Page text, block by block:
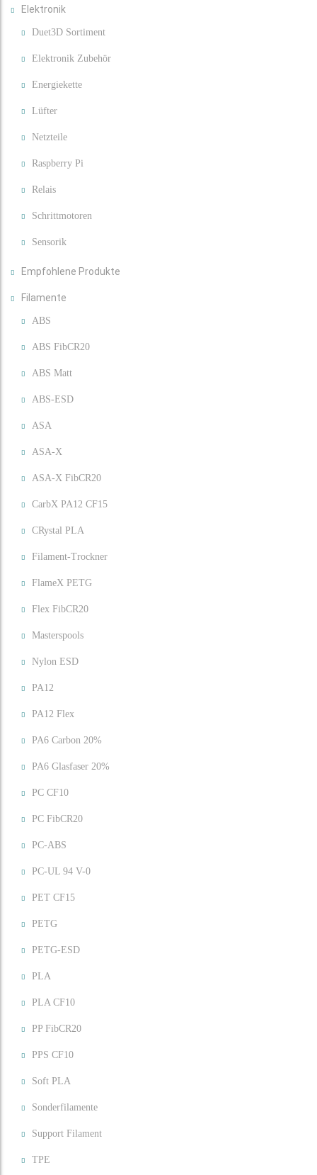
Elektronik
Duet3D Sortiment
Elektronik Zubehör
Energiekette
Lüfter
Netzteile
Raspberry Pi
Relais
Schrittmotoren
Sensorik
Empfohlene Produkte
Filamente
ABS
ABS FibCR20
ABS Matt
ABS-ESD
ASA
ASA-X
ASA-X FibCR20
CarbX PA12 CF15
CRystal PLA
Filament-Trockner
FlameX PETG
Flex FibCR20
Masterspools
Nylon ESD
PA12
PA12 Flex
PA6 Carbon 20%
PA6 Glasfaser 20%
PC CF10
PC FibCR20
PC-ABS
PC-UL 94 V-0
PET CF15
PETG
PETG-ESD
PLA
PLA CF10
PP FibCR20
PPS CF10
Soft PLA
Sonderfilamente
Support Filament
TPE